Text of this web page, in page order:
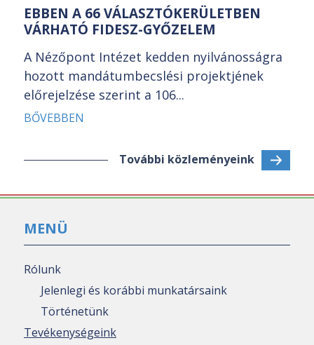
EBBEN A 66 VÁLASZTÓKERÜLETBEN
VÁRHATÓ FIDESZ-GYŐZELEM
A Nézőpont Intézet kedden nyilvánosságra
hozott mandátumbecslési projektjének
előrejelzése szerint a 106...
BŐVEBBEN
További közleményeink
MENÜ
Rólunk
Jelenlegi és korábbi munkatársaink
Történetünk
Tevékenységeink